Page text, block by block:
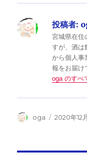
投稿者:
宮城県在住
すが、酒は
から個人事
報をお届け
oga のすべ
投
oga
投
2020年12